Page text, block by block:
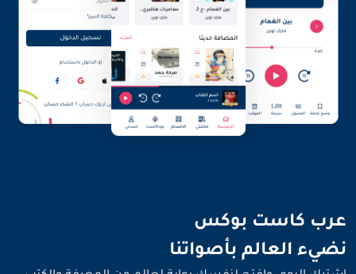
عرب كاست بوكس
نضيء العالم بأصواتنا